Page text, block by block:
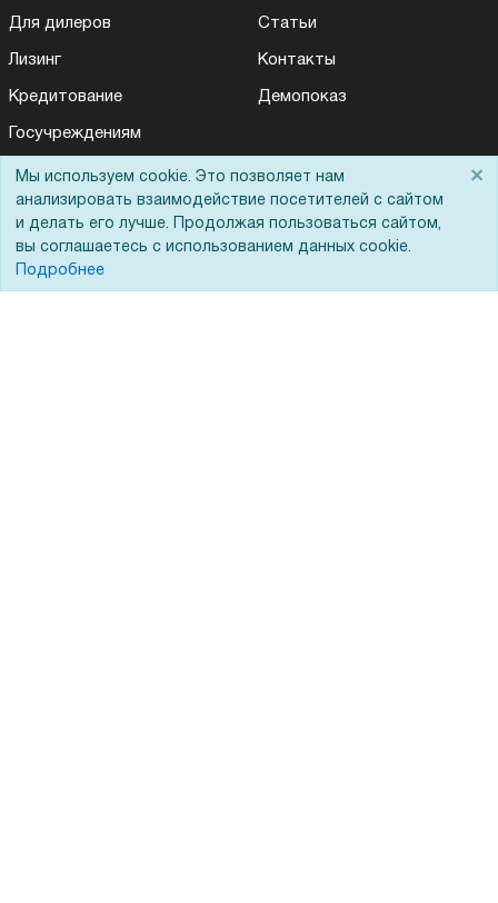
Для дилеров
Лизинг
Кредитование
Госучреждениям
Тендеры
Бренды
ЭДО
Статьи
Контакты
Демопоказ
Мы используем cookie. Это позволяет нам
анализировать взаимодействие посетителей с сайтом
и делать его лучше. Продолжая пользоваться сайтом,
вы соглашаетесь с использованием данных cookie.
Подробнее
×